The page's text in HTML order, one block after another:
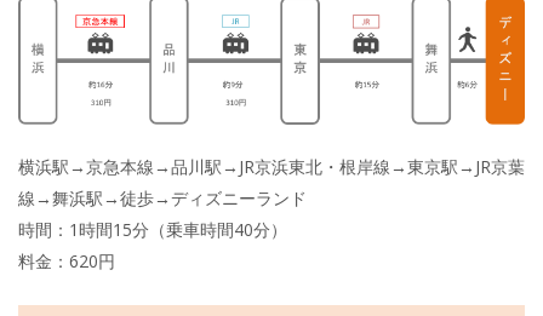
横浜駅→京急本線→品川駅→JR京浜東北・根岸線→東京駅→JR京葉
線→舞浜駅→徒歩→ディズニーランド
時間：1時間15分（乗車時間40分）
料金：620円